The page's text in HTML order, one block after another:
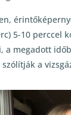
5-10 perccel
a megadott
szólítják a